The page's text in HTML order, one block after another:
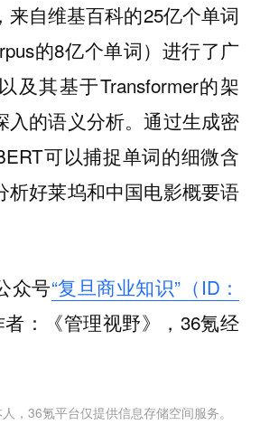
来自维基百科的25亿个单词
的8亿个单词）进行了广
及其基于Transformer的架
入的语义分析。通过生成密
可以捕捉单词的细微含
析好莱坞和中国电影概要语
众号“复旦商业知识”（ID：
者：《管理视野》，36氪经
，36氪平台仅提供信息存储空间服务。